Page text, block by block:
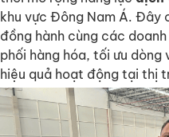
khu vực Đông Nam Á. Đây
đồng hành cùng các
phối hàng hóa, tối ưu dòng
hiệu quả hoạt động tại thị